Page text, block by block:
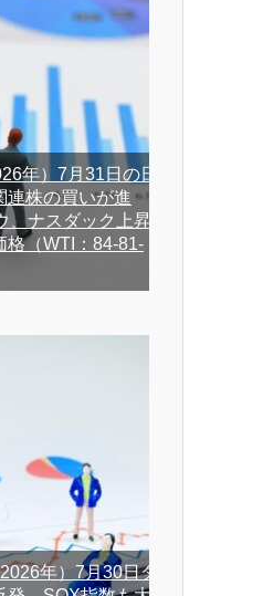
年）7月31日の日
連株の買いが進
、ナスダック上昇
格（WTI：84-81-
年）7月30日ダ